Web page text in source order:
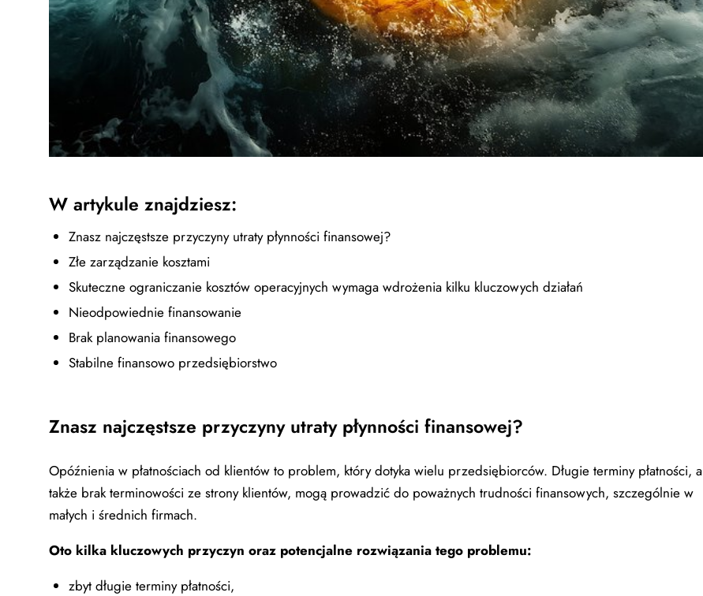
W artykule znajdziesz:
Znasz najczęstsze przyczyny utraty płynności finansowej?
Złe zarządzanie kosztami
Skuteczne ograniczanie kosztów operacyjnych wymaga wdrożenia kilku kluczowych działań
Nieodpowiednie finansowanie
Brak planowania finansowego
Stabilne finansowo przedsiębiorstwo
Znasz najczęstsze przyczyny utraty płynności finansowej?
Opóźnienia w płatnościach od klientów to problem, który dotyka wielu przedsiębiorców. Długie terminy płatności, a
także brak terminowości ze strony klientów, mogą prowadzić do poważnych trudności finansowych, szczególnie w
małych i średnich firmach.
Oto kilka kluczowych przyczyn oraz potencjalne rozwiązania tego problemu:
zbyt długie terminy płatności,